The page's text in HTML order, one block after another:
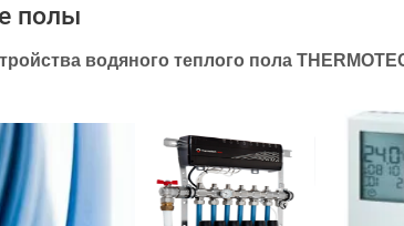
полы
водяного теплого пола